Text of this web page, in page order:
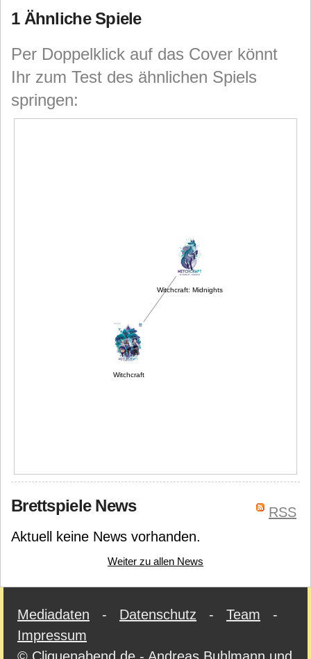
1 Ähnliche Spiele
Per Doppelklick auf das Cover könnt
Ihr zum Test des ähnlichen Spiels
springen:
Witchcraft
Witchcraft: Midnights
RSS
Brettspiele News
Aktuell keine News vorhanden.
Weiter zu allen News
Mediadaten - Datenschutz - Team -
Impressum